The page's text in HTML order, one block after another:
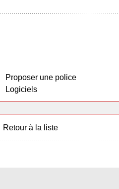
Proposer une police
Logiciels
Retour à la liste